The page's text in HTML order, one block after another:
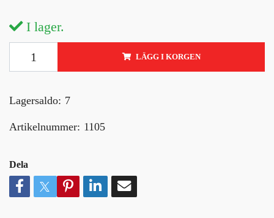
I lager.
LÄGG I KORGEN
Lagersaldo: 7
Artikelnummer: 1105
Dela